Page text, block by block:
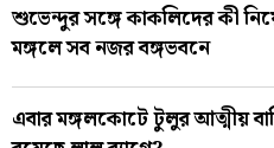
শুভেন্দুর সঙ্গে কাকলিদের কী
মঙ্গলে সব নজর বঙ্গভবনে
এবার মঙ্গলকোটে টুলুর আত্মীয়